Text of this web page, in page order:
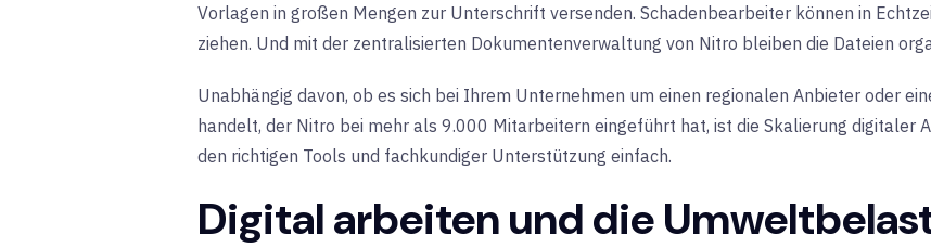
Vorlagen in großen Mengen zur Unterschrift versenden. Schadenbearbeiter können in
ziehen. Und mit der zentralisierten Dokumentenverwaltung von Nitro bleiben die Dateien
Unabhängig davon, ob es sich bei Ihrem Unternehmen um einen regionalen Anbieter oder
handelt, der Nitro bei mehr als 9.000 Mitarbeitern eingeführt hat, ist die Skalierung digitaler
den richtigen Tools und fachkundiger Unterstützung einfach.
Digital arbeiten und die